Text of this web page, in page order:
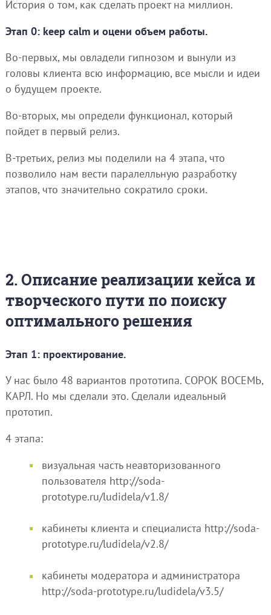
История о том, как сделать проект на миллион.
Этап 0: keep calm и оцени объем работы.
Во-первых, мы овладели гипнозом и вынули из
головы клиента всю информацию, все мысли и идеи
о будущем проекте.
Во-вторых, мы определи функционал, который
пойдет в первый релиз.
В-третьих, релиз мы поделили на 4 этапа, что
позволило нам вести паралелльную разработку
этапов, что значительно сократило сроки.
2. Описание реализации кейса и
творческого пути по поиску
оптимального решения
Этап 1: проектирование.
У нас было 48 вариантов прототипа. СОРОК ВОСЕМЬ,
КАРЛ. Но мы сделали это. Сделали идеальный
прототип.
4 этапа:
визуальная часть неавторизованного
пользователя http://soda-
prototype.ru/ludidela/v1.8/
кабинеты клиента и специалиста http://soda-
prototype.ru/ludidela/v2.8/
кабинеты модератора и администратора
http://soda-prototype.ru/ludidela/v3.5/